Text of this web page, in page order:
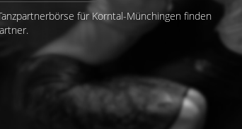
für Korntal-Münchingen finden